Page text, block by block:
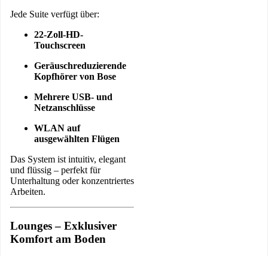
Jede Suite verfügt über:
22-Zoll-HD-
Touchscreen
Geräuschreduzierende
Kopfhörer von Bose
Mehrere USB- und
Netzanschlüsse
WLAN auf
ausgewählten Flügen
Das System ist intuitiv, elegant
und flüssig – perfekt für
Unterhaltung oder konzentriertes
Arbeiten.
Lounges – Exklusiver
Komfort am Boden